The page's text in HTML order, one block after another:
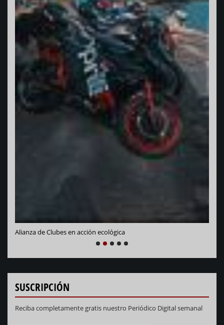
Alianza de Clubes en acción ecológica
PREVIOUS
SUSCRIPCIÓN
Reciba completamente gratis nuestro Periódico Digital semanal